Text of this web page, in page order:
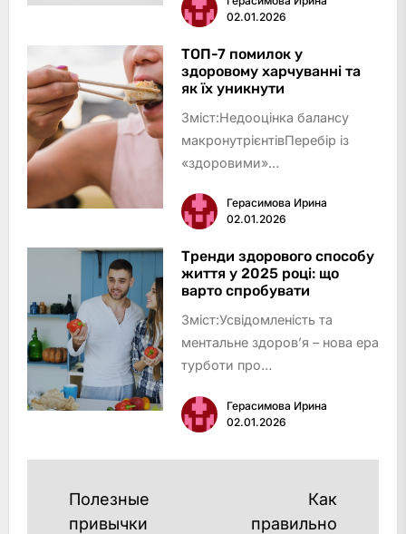
життяДихальні практики як
дієвий спосіб зменшити
стресФізична активність: рух –
ефективна зброя проти
стресуТе…
02.01.2026
ТОП-7 помилок у
здоровому харчуванні та
як їх уникнути
Зміст:Недооцінка балансу
макронутрієнтівПеребір із
«здоровими»
їжі та переїдання
увечеріВідсутність
різноманіття у
раціоніНадмірна суворість і
заборониІгнорування сигналів
голоду та си…
Герасимова Ирина
02.01.2026
Тренди здорового способу
життя у 2025 році: що
варто спробувати
Зміст:Усвідомленість та
ментальне здоров’я – нова ера
турботи про
до харчування та
фітнесуМікродози і біохакінг:
споживанняДіджитал-
Герасимова Ирина
02.01.2026
Навигация
Полезные
привычки
Как
правильно